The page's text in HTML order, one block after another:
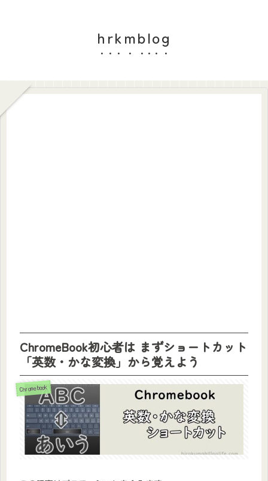
hrkmblog
ChromeBook初心者は まずショートカット
「英数・かな変換」から覚えよう
Chromebook